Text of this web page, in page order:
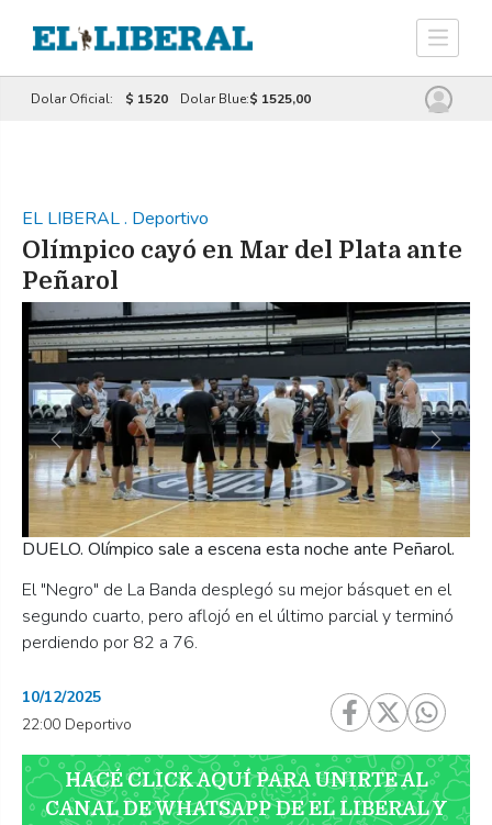
Dolar Oficial: $ 1520 Dolar Blue:$ 1525,00
EL LIBERAL. Deportivo
Olímpico cayó en Mar del Plata ante
Peñarol
El "Negro" de La Banda desplegó su mejor básquet en el
segundo cuarto, pero aflojó en el último parcial y terminó
perdiendo por 82 a 76.
DUELO. Olímpico sale a escena esta noche ante Peñarol.
Previous Next
10/12/2025
22:00 Deportivo
HACÉ CLICK AQUÍ PARA UNIRTE AL
CANAL DE WHATSAPP DE EL LIBERAL Y